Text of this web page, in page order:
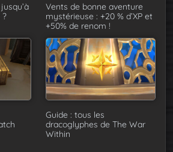
?
Vents de bonne aventure
mystérieuse : +20 % d’XP et
+50% de renom !
Guide : tous les
dracoglyphes de The War
Within